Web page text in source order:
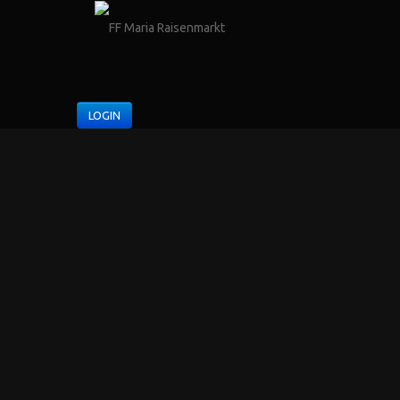
LOGIN